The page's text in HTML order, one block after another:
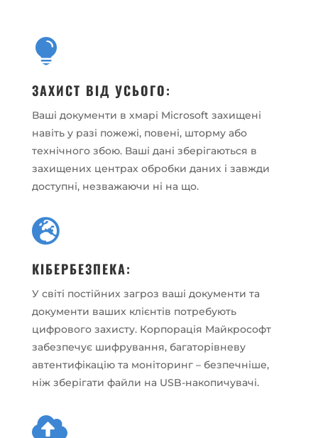

ЗАХИСТ ВІД УСЬОГО:
Ваші документи в хмарі Microsoft захищені
навіть у разі пожежі, повені, шторму або
технічного збою. Ваші дані зберігаються в
захищених центрах обробки даних і завжди
доступні, незважаючи ні на що.

КІБЕРБЕЗПЕКА:
У світі постійних загроз ваші документи та
документи ваших клієнтів потребують
цифрового захисту. Корпорація Майкрософт
забезпечує шифрування, багаторівневу
автентифікацію та моніторинг – безпечніше,
ніж зберігати файли на USB-накопичувачі.
